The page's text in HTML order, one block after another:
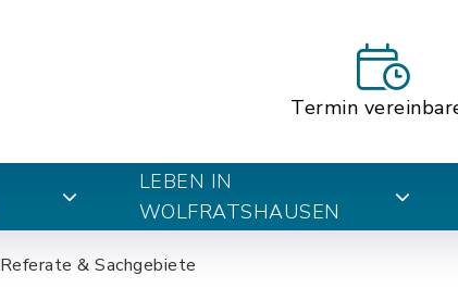
Termin
LEBEN IN
WOLFRATSHAUSEN
Referate & Sachgebiete